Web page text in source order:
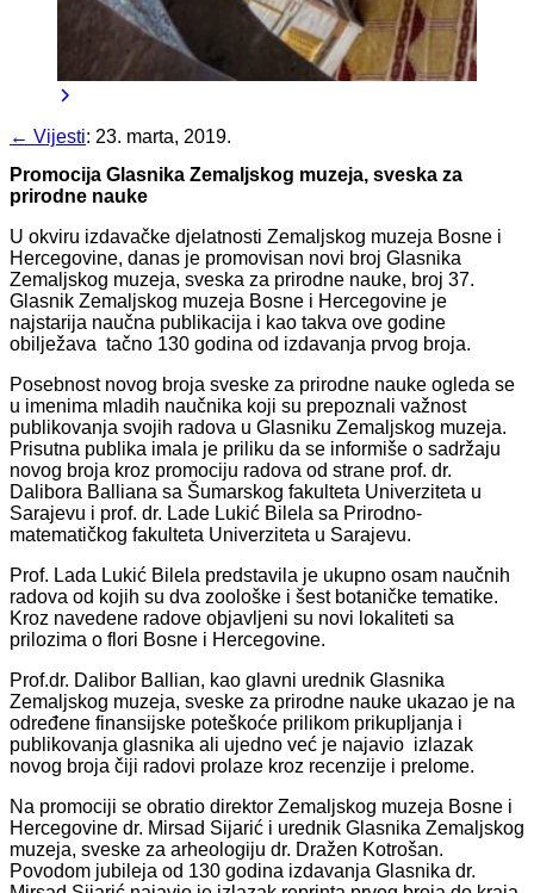
← Vijesti: 23. marta, 2019.
Promocija Glasnika Zemaljskog muzeja, sveska za
prirodne nauke
U okviru izdavačke djelatnosti Zemaljskog muzeja Bosne i
Hercegovine, danas je promovisan novi broj Glasnika
Zemaljskog muzeja, sveska za prirodne nauke, broj 37.
Glasnik Zemaljskog muzeja Bosne i Hercegovine je
najstarija naučna publikacija i kao takva ove godine
obilježava tačno 130 godina od izdavanja prvog broja.
Posebnost novog broja sveske za prirodne nauke ogleda se
u imenima mladih naučnika koji su prepoznali važnost
publikovanja svojih radova u Glasniku Zemaljskog muzeja.
Prisutna publika imala je priliku da se informiše o sadržaju
novog broja kroz promociju radova od strane prof. dr.
Dalibora Balliana sa Šumarskog fakulteta Univerziteta u
Sarajevu i prof. dr. Lade Lukić Bilela sa Prirodno-
matematičkog fakulteta Univerziteta u Sarajevu.
Prof. Lada Lukić Bilela predstavila je ukupno osam naučnih
radova od kojih su dva zoološke i šest botaničke tematike.
Kroz navedene radove objavljeni su novi lokaliteti sa
prilozima o flori Bosne i Hercegovine.
Prof.dr. Dalibor Ballian, kao glavni urednik Glasnika
Zemaljskog muzeja, sveske za prirodne nauke ukazao je na
određene finansijske poteškoće prilikom prikupljanja i
publikovanja glasnika ali ujedno već je najavio izlazak
novog broja čiji radovi prolaze kroz recenzije i prelome.
Na promociji se obratio direktor Zemaljskog muzeja Bosne i
Hercegovine dr. Mirsad Sijarić i urednik Glasnika Zemaljskog
muzeja, sveske za arheologiju dr. Dražen Kotrošan.
Povodom jubileja od 130 godina izdavanja Glasnika dr.